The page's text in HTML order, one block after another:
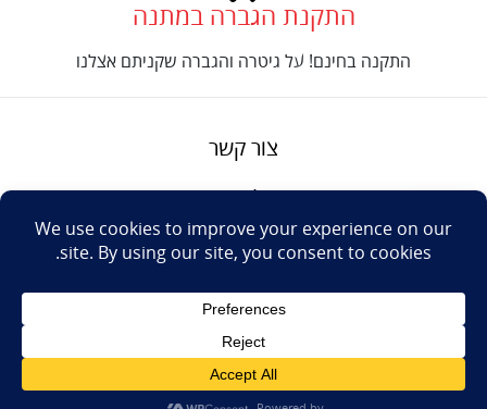
התקנת הגברה במתנה
התקנה בחינם! על גיטרה והגברה שקניתם אצלנו
צור קשר
על טנור
תנאים והגבלות
WhatsApp
© Tenor Music
Ltd
Design: Eshel
אתר מאתנינטאי